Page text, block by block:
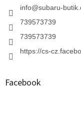
info@subaru-
739573739
739573739
https://cs-
Facebook